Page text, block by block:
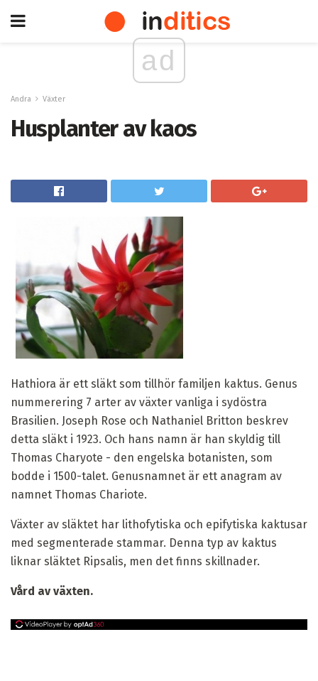
ad
Andra Växter
Husplanter av kaos
Hathiora är ett släkt som tillhör familjen kaktus. Genus
nummerering 7 arter av växter vanliga i sydöstra
Brasilien. Joseph Rose och Nathaniel Britton beskrev
detta släkt i 1923. Och hans namn är han skyldig till
Thomas Charyote - den engelska botanisten, som
bodde i 1500-talet. Genusnamnet är ett anagram av
namnet Thomas Chariote.
Växter av släktet har lithofytiska och epifytiska kaktusar
med segmenterade stammar. Denna typ av kaktus
liknar släktet Ripsalis, men det finns skillnader.
Vård av växten.